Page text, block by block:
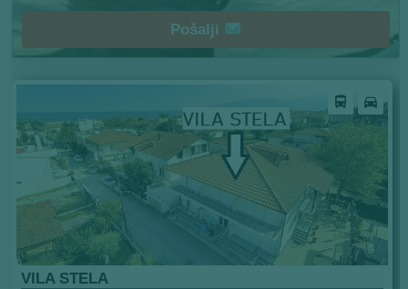
Pošalji
directions_bus directions_car
VILA STELA